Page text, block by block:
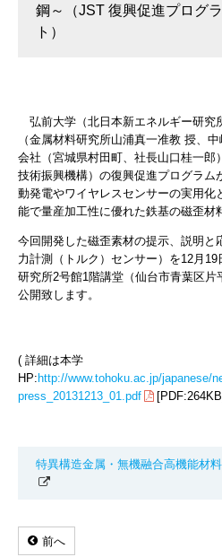
鋼～（JST 復興促進プログ
ト）
弘前大学（北日本新エネルギー研究
（金属材料研究所山浦真一准教 授、
会社（宮城県村田町、社長山口桂一郎
技術振興機構）の復興促進プログラム
動発電やワイヤレスセンサーの実用化
能で量産加工性に優れた鉄基の磁歪材
今回開発した磁歪素材の提示、説明と
力計測（トルク）センサー）を12月
研究所2号館1階講堂（仙台市青葉区片
公開致します。
( 詳細は本学
HP: http://www.tohoku.ac.jp/japanese/
press_20131213_01.pdf
特異構造金属・無機融合高機能材
前へ